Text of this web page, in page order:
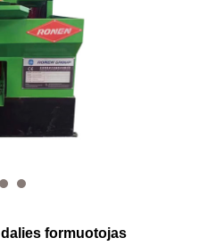
formuotojas